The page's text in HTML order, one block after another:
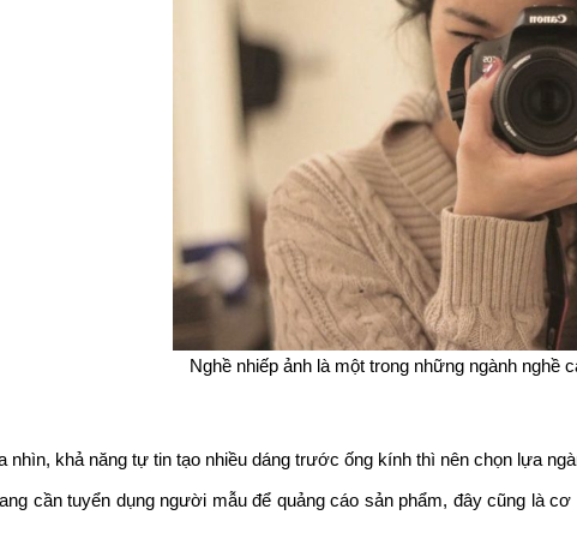
Nghề nhiếp ảnh là một trong những ngành nghề
nhìn, khả năng tự tin tạo nhiều dáng trước ống kính thì nên chọn lựa
cần tuyển dụng người mẫu để quảng cáo sản phẩm, đây cũng là